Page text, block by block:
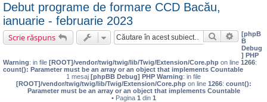
Debut programe de formare CCD Bacău,
ianuarie - februarie 2023
Scrie răspuns Căutare[phpB
B
Debug
] PHP
Warning: in file [ROOT]/vendor/twig/twig/lib/Twig/Extension/Core.php on line 1266:
count(): Parameter must be an array or an object that implements Countable
1 mesaj [phpBB Debug] PHP Warning: in file
[ROOT]/vendor/twig/twig/lib/Twig/Extension/Core.phpon line 1266: count():
Parameter must be an array or an object that implements Countable
• Pagina 1 din 1